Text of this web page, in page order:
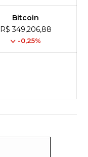
Bitcoin
R$ 349,206,88
-0,25%